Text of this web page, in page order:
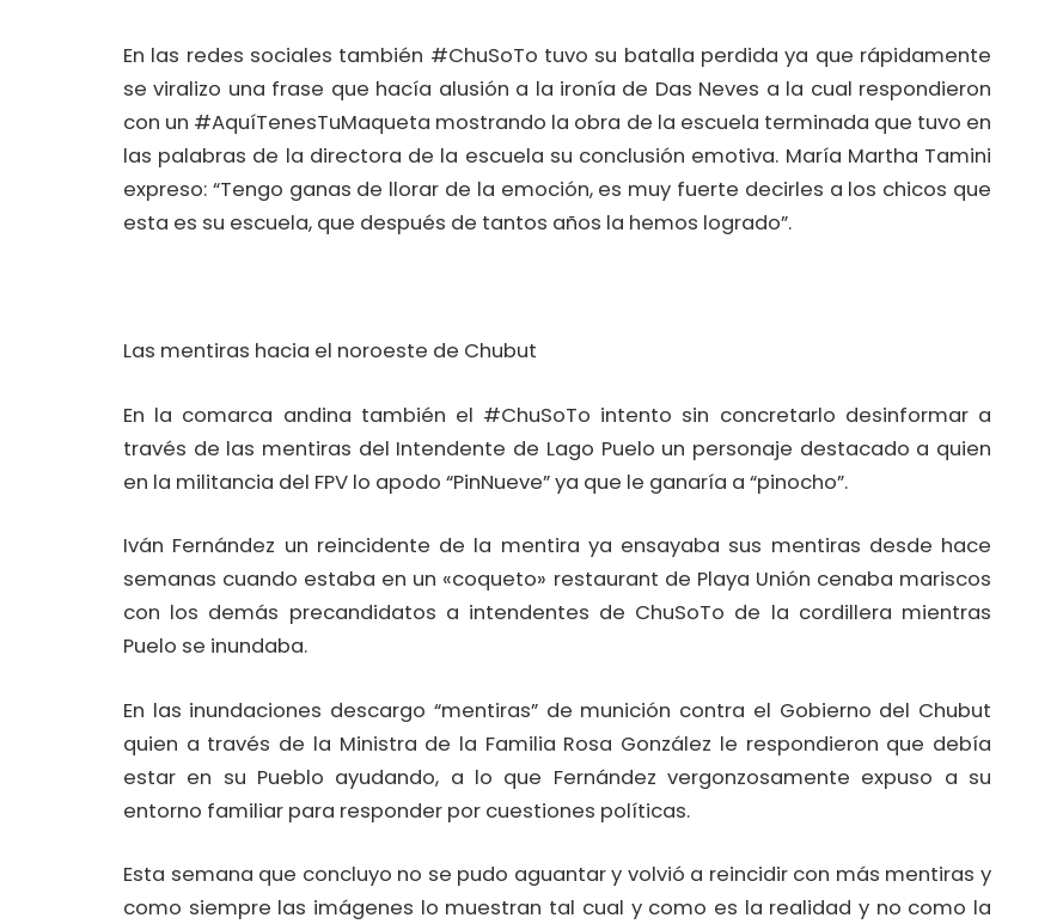
En las redes sociales también #ChuSoTo tuvo su batalla perdida ya que rápidamente
se viralizo una frase que hacía alusión a la ironía de Das Neves a la cual respondieron
con un #AquíTenesTuMaqueta mostrando la obra de la escuela terminada que tuvo en
las palabras de la directora de la escuela su conclusión emotiva. María Martha Tamini
expreso: “Tengo ganas de llorar de la emoción, es muy fuerte decirles a los chicos que
esta es su escuela, que después de tantos años la hemos logrado”.
Las mentiras hacia el noroeste de Chubut
En la comarca andina también el #ChuSoTo intento sin concretarlo desinformar a
través de las mentiras del Intendente de Lago Puelo un personaje destacado a quien
en la militancia del FPV lo apodo “PinNueve” ya que le ganaría a “pinocho”.
Iván Fernández un reincidente de la mentira ya ensayaba sus mentiras desde hace
semanas cuando estaba en un «coqueto» restaurant de Playa Unión cenaba mariscos
con los demás precandidatos a intendentes de ChuSoTo de la cordillera mientras
Puelo se inundaba.
En las inundaciones descargo “mentiras” de munición contra el Gobierno del Chubut
quien a través de la Ministra de la Familia Rosa González le respondieron que debía
estar en su Pueblo ayudando, a lo que Fernández vergonzosamente expuso a su
entorno familiar para responder por cuestiones políticas.
Esta semana que concluyo no se pudo aguantar y volvió a reincidir con más mentiras y
como siempre las imágenes lo muestran tal cual y como es la realidad y no como la